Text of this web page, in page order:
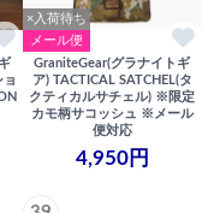
ョ
×入荷待ち
メール便
GraniteGear(グラナイトギ
ア) TACTICAL SATCHEL(タ
クティカルサチェル) ※限定
カモ柄サコッシュ ※メール
便対応
4,950円